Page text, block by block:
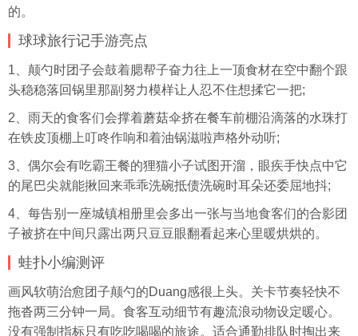
的。
球球旅行记手游亮点
1、颠勺时团子会鼓着腮帮子奋力往上一顶食材在空中翻个跟
头稳稳落回锅里那副努力模样让人忍不住想揉它一把;
2、雨天的食客们会撑着蘑菇伞挤在餐车前棚沿滴落的水珠打
在铁皮顶棚上叮咚作响和着油锅滋啦声格外动听;
3、偶尔会有吃霸王餐的狸猫小子试图开溜，眼疾手快点中它
的尾巴尖就能揪回来乖乖洗碗抵债洗碗时耳朵还委屈地抖;
4、每告别一座城镇相册里会多出一张与当地食客们的合影团
子被挤在中间只露出两只豆豆眼翻看起来心里暖烘烘的。
蛙扑小编测评
画风软萌治愈团子颠勺的Duang感很上头。关卡节奏轻快不
拖沓两三分钟一局。食客互动细节有趣流浪动物设定暖心。
没有强制指标只有吃吃喝喝的旅途。适合通勤排队时掏出来